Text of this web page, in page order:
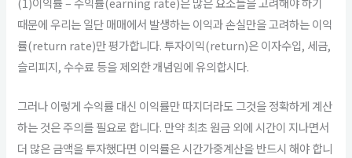
때문에 우리는 일단 매매에서 발생하는 이익과 손실만을 고려하는 이익
률(return rate)만 평가합니다. 투자이익(return)은 이자수입, 세금,
슬리피지, 수수료 등을 제외한 개념임에 유의합시다.
그러나 이렇게 수익률 대신 이익률만 따지더라도 그것을 정확하게 계산
하는 것은 주의를 필요로 합니다. 만약 최초 원금 외에 시간이 지나면서
더 많은 금액을 투자했다면 이익률은 시간가중계산을 반드시 해야 합니